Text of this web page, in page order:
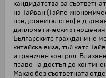
кандидатства за
на Тайван (Тайпе
представителство) в
дипломатически
Българските граждани не
китайска виза, тъй като
и граничен контрол.
право на достъп до
Макао без съответната